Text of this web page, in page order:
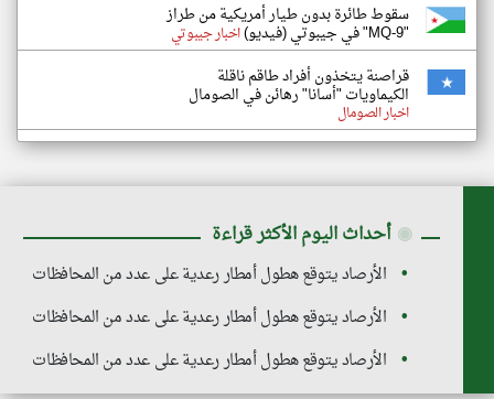
سقوط طائرة بدون طيار أمريكية من طراز
"MQ-9" في جيبوتي (فيديو) اخبار جيبوتي
قراصنة يتخذون أفراد طاقم ناقلة
الكيماويات "أسانا" رهائن في الصومال
اخبار الصومال
◉ أحداث اليوم الأكثر قراءة
الأرصاد يتوقع هطول أمطار رعدية على عدد من المحافظات
الأرصاد يتوقع هطول أمطار رعدية على عدد من المحافظات
الأرصاد يتوقع هطول أمطار رعدية على عدد من المحافظات